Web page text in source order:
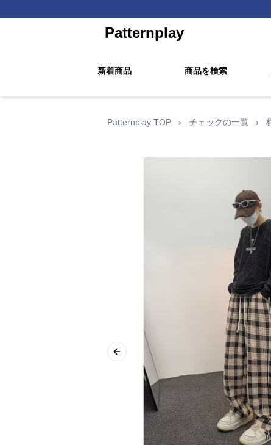
Patternplay
新着商品 商品を検索
Patternplay TOP › チェックの一覧 ›
Previous slide